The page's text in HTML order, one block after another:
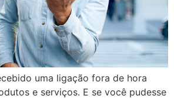
uma ligação fora de hora
e serviços. E se você pudesse